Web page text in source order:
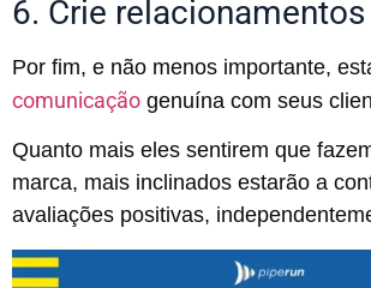
6. Crie relacionamentos
Por fim, e não menos importante,
comunicação genuína com seus
Quanto mais eles sentirem que
marca, mais inclinados estarão a
avaliações positivas,